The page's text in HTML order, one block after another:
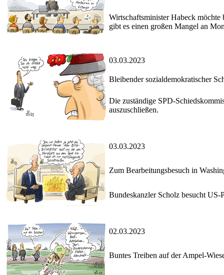
Wirtschaftsminister Habeck
gibt es einen großen Mangel an
03.03.2023
Bleibender sozialdemokratischer
Die zuständige SPD-
auszuschließen.
03.03.2023
Zum Bearbeitungsbesuch in
Bundeskanzler Scholz besucht
02.03.2023
Buntes Treiben auf der Ampel-